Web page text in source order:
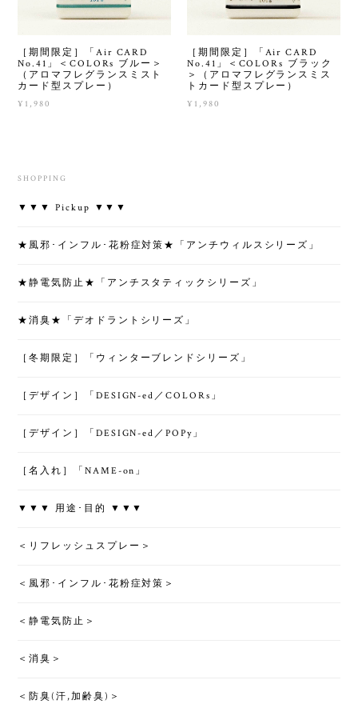
［期間限定］「Air CARD
No.41」＜COLORs ブルー＞
（アロマフレグランスミスト
カード型スプレー）
¥1,980
［期間限定］「Air CARD
No.41」＜COLORs ブラック
＞（アロマフレグランスミス
トカード型スプレー）
¥1,980
SHOPPING
▼▼▼ Pickup ▼▼▼
★風邪･インフル･花粉症対策★「アンチウィルスシリーズ」
★静電気防止★「アンチスタティックシリーズ」
★消臭★「デオドラントシリーズ」
［冬期限定］「ウィンターブレンドシリーズ」
［デザイン］「DESIGN-ed／COLORs」
［デザイン］「DESIGN-ed／POPy」
［名入れ］「NAME-on」
▼▼▼ 用途･目的 ▼▼▼
＜リフレッシュスプレー＞
＜風邪･インフル･花粉症対策＞
＜静電気防止＞
＜消臭＞
＜防臭(汗,加齢臭)＞